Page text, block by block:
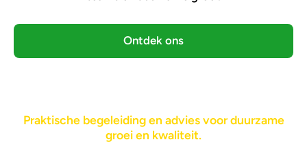
Ontdek ons
Praktische begeleiding en advies voor duurzame
groei en kwaliteit.